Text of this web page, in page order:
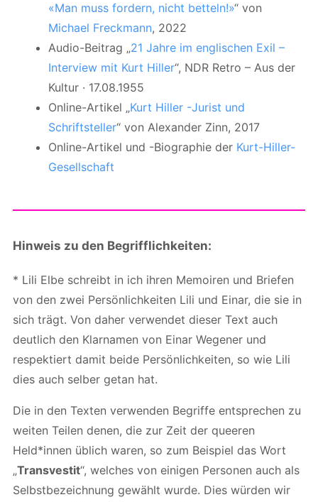
«Man muss fordern, nicht betteln!»“ von
Michael Freckmann, 2022
Audio-Beitrag „21 Jahre im englischen Exil –
Interview mit Kurt Hiller“, NDR Retro – Aus der
Kultur · 17.08.1955
Online-Artikel „Kurt Hiller -Jurist und
Schriftsteller“ von Alexander Zinn, 2017
Online-Artikel und -Biographie der Kurt-Hiller-
Gesellschaft
Hinweis zu den Begrifflichkeiten:
* Lili Elbe schreibt in ich ihren Memoiren und Briefen
von den zwei Persönlichkeiten Lili und Einar, die sie in
sich trägt. Von daher verwendet dieser Text auch
deutlich den Klarnamen von Einar Wegener und
respektiert damit beide Persönlichkeiten, so wie Lili
dies auch selber getan hat.
Die in den Texten verwenden Begriffe entsprechen zu
weiten Teilen denen, die zur Zeit der queeren
Held*innen üblich waren, so zum Beispiel das Wort
„Transvestit“, welches von einigen Personen auch als
Selbstbezeichnung gewählt wurde. Dies würden wir